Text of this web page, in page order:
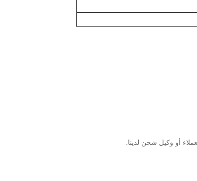
أو وكيل شحن لدينا.